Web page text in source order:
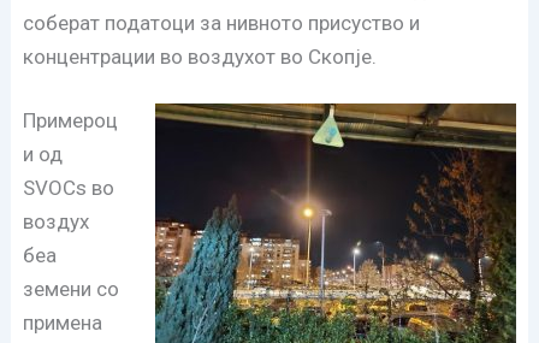
соберат податоци за нивното присуство и
концентрации во воздухот во Скопје.
Примероц
и од
SVOCs во
воздух
беа
земени со
примена